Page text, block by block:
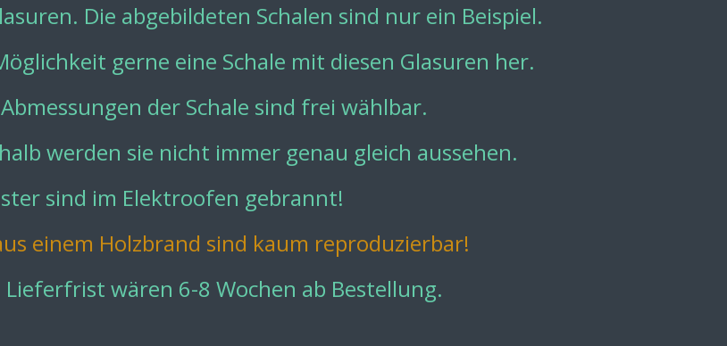
Die abgebildeten Schalen sind nur ein Beispiel.
gerne eine Schale mit diesen Glasuren her.
der Schale sind frei wählbar.
werden sie nicht immer genau gleich aussehen.
sind im Elektroofen gebrannt!
einem Holzbrand sind kaum reproduzierbar!
wären 6-8 Wochen ab Bestellung.